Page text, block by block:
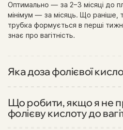
Оптимально — за 2–3 місяці до
мінімум — за місяць. Що раніше,
трубка формується в перші
знає про вагітність.
Яка доза фолієвої
самостійно збільшувати не варто.
Що робити, якщо я не
фолієву кислоту до